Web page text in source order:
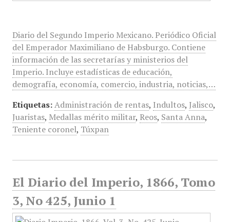
Diario del Segundo Imperio Mexicano. Periódico Oficial
del Emperador Maximiliano de Habsburgo. Contiene
información de las secretarías y ministerios del
Imperio. Incluye estadísticas de educación,
demografía, economía, comercio, industria, noticias,…
Etiquetas: Administración de rentas, Indultos, Jalisco,
Juaristas, Medallas mérito militar, Reos, Santa Anna,
Teniente coronel, Túxpan
El Diario del Imperio, 1866, Tomo
3, No 425, Junio 1